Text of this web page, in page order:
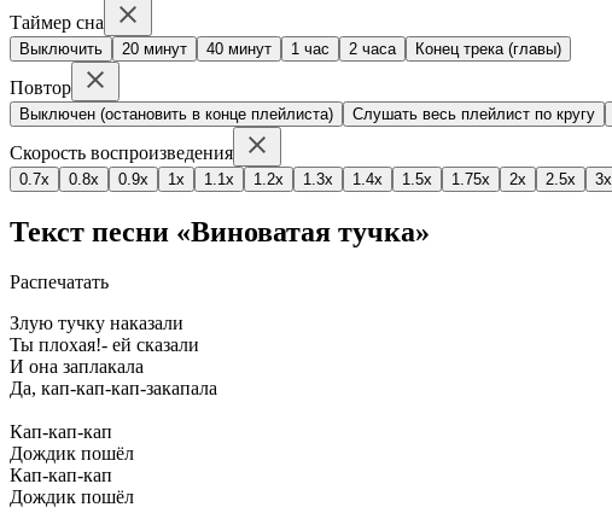
Таймер сна
Выключить 20 минут 40 минут 1 час 2 часа Конец трека (главы)
Повтор
Выключен (остановить в конце плейлиста) Слушать весь плейлист по кругу
Скорость воспроизведения
0.7x 0.8x 0.9x 1x 1.1x 1.2x 1.3x 1.4x 1.5x 1.75x 2x 2.5x 3x
Текст песни «Виноватая тучка»
Распечатать
Злую тучку наказали
Ты плохая!- ей сказали
И она заплакала
Да, кап-кап-кап-закапала
Кап-кап-кап
Дождик пошёл
Кап-кап-кап
Дождик пошёл